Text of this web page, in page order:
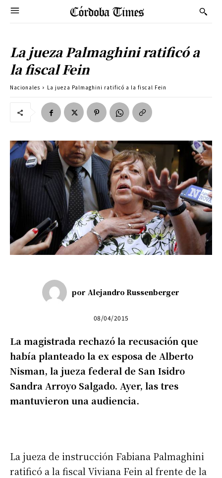
La jueza Palmaghini ratificó a
la fiscal Fein
Nacionales La jueza Palmaghini ratificó a la fiscal Fein
por Alejandro Russenberger
08/04/2015
La magistrada rechazó la recusación que
había planteado la ex esposa de Alberto
Nisman, la jueza federal de San Isidro
Sandra Arroyo Salgado. Ayer, las tres
mantuvieron una audiencia.
La jueza de instrucción Fabiana Palmaghini
ratificó a la fiscal Viviana Fein al frente de la